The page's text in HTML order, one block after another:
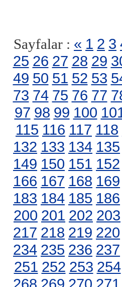
Sayfalar : « 1 2 3
25 26 27 28 29
49 50 51 52 53
73 74 75 76 77
97 98 99 100
115 116 117 118
132 133 134 135
149 150 151 152
166 167 168 169
183 184 185 186
200 201 202 203
217 218 219 220
234 235 236 237
251 252 253 254